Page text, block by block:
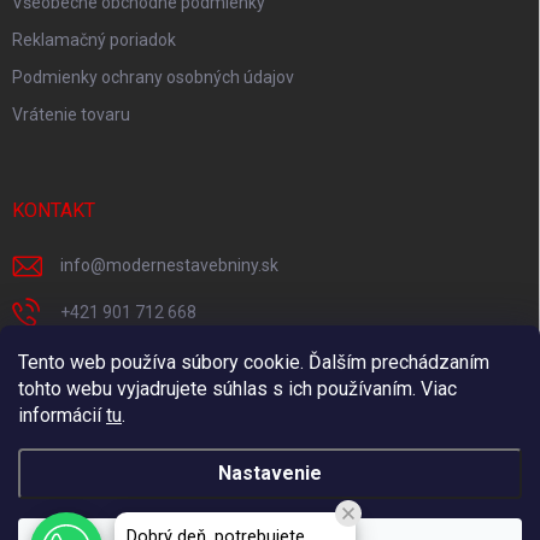
Tento web používa súbory cookie. Ďalším prechádzaním
tohto webu vyjadrujete súhlas s ich používaním. Viac
informáciítu.
Nastavenie
Reklamačný poriadok
Podmienky ochrany osobných údajov
Vrátenie tovaru
KONTAKT
info@modernestavebniny.sk
+421 901 712 668
Facebook
moderne.stavebniny
Copyright 2026 . Všetky práva vyhradené.Upraviť